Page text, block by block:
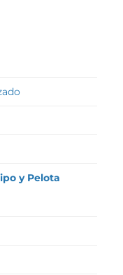
y Pelota